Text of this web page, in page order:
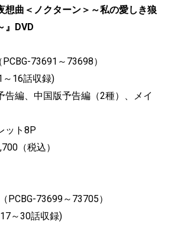
想曲＜ノクターン＞～私の愛しき狼
』DVD
73691～73698）
～16話収録)
告編、中国版予告編（2種）、メイ
ット8P
（税込）
PCBG-73699～73705）
～30話収録)